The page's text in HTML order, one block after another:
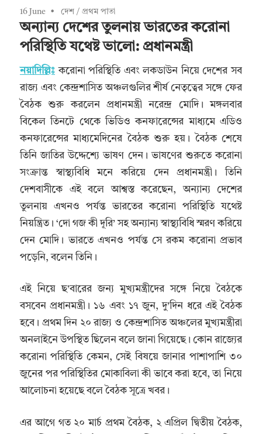
16 June দেশ / প্রথম পাতা
অন্যান্য দেশের তুলনায় ভারতের করোনা
পরিস্থিতি যথেষ্ট ভালো: প্রধানমন্ত্রী
নয়াদিল্লিঃ করোনা পরিস্থিতি এবং লকডাউন নিয়ে দেশের সব
রাজ্য এবং কেন্দ্রশাসিত অঞ্চলগুলির শীর্ষ নেতৃত্বের সঙ্গে ফের
বৈঠক শুরু করলেন প্রধানমন্ত্রী নরেন্দ্র মোদি। মঙ্গলবার
বিকেল তিনটে থেকে ভিডিও কনফারেন্সের মাধ্যমে এডিও
কনফারেন্সের মাধ্যমেদিনের বৈঠক শুরু হয়। বৈঠক শেষে
তিনি জাতির উদ্দেশ্যে ভাষণ দেন। ভাষণের শুরুতে করোনা
সংক্রান্ত স্বাস্থ্যবিধি মনে করিয়ে দেন প্রধানমন্ত্রী। তিনি
দেশবাসীকে এই বলে আশ্বস্ত করেছেন, অন্যান্য দেশের
তুলনায় এখনও পর্যন্ত ভারতের করোনা পরিস্থিতি যথেষ্ট
নিয়ন্ত্রিত। ‘দো গজ কী দূরি’ সহ অন্যান্য স্বাস্থ্যবিধি স্মরণ করিয়ে
দেন মোদি। ভারতে এখনও পর্যন্ত সে রকম করোনা প্রভাব
পড়েনি, বলেন তিনি।
এই নিয়ে ছ’বারের জন্য মুখ্যমন্ত্রীদের সঙ্গে নিয়ে বৈঠকে
বসবেন প্রধানমন্ত্রী। ১৬ এবং ১৭ জুন, দু’দিন ধরে এই বৈঠক
হবে। প্রথম দিন ২০ রাজ্য ও কেন্দ্রশাসিত অঞ্চলের মুখ্যমন্ত্রীরা
অনলাইনে উপস্থিত ছিলেন বলে জানা গিয়েছে। কোন রাজ্যের
করোনা পরিস্থিতি কেমন, সেই বিষয়ে জানার পাশাপাশি ৩০
জুনের পর পরিস্থিতির মোকাবিলা কী ভাবে করা হবে, তা নিয়ে
আলোচনা হয়েছে বলে বৈঠক সূত্রে খবর।
এর আগে গত ২০ মার্চ প্রথম বৈঠক, ২ এপ্রিল দ্বিতীয় বৈঠক,